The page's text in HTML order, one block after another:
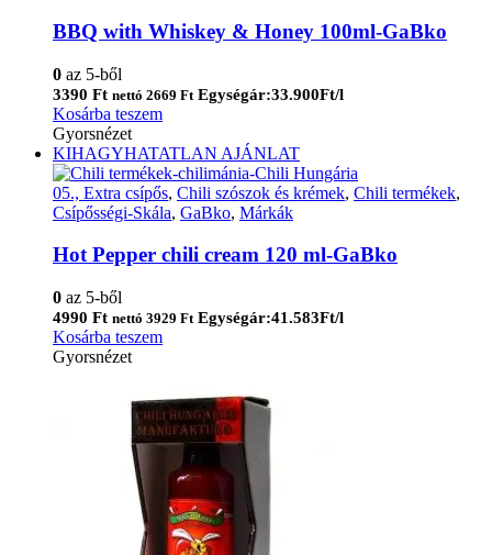
BBQ with Whiskey & Honey 100ml-GaBko
0 az 5-ből
3390 Ft nettó 2669 Ft Egységár:33.900Ft/l
Kosárba teszem
Gyorsnézet
KIHAGYHATATLAN AJÁNLAT
05., Extra csípős, Chili szószok és krémek, Chili termékek,
Csípősségi-Skála, GaBko, Márkák
Hot Pepper chili cream 120 ml-GaBko
0 az 5-ből
4990 Ft nettó 3929 Ft Egységár:41.583Ft/l
Kosárba teszem
Gyorsnézet